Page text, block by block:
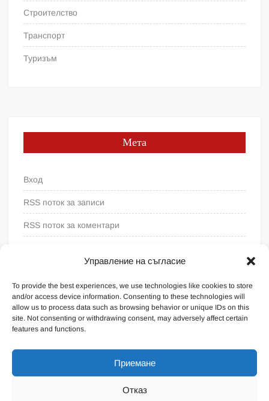
Управление на съгласие
To provide the best experiences, we use technologies like cookies to store
and/or access device information. Consenting to these technologies will
allow us to process data such as browsing behavior or unique IDs on this
site. Not consenting or withdrawing consent, may adversely affect certain
features and functions.
Приемане
Отказ
Строителство
Транспорт
Туризъм
Мета
Вход
RSS поток за записи
RSS поток за коментари